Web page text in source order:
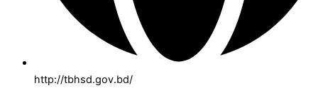
http://tbhsd.gov.bd/